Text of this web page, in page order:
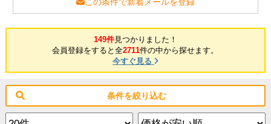
149件見つかりました！
会員登録をすると全2711件の中から探せます。
今すぐ見る
条件を絞り込む